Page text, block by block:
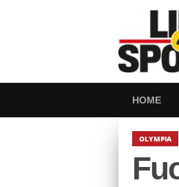
HOME
OLYMPIA